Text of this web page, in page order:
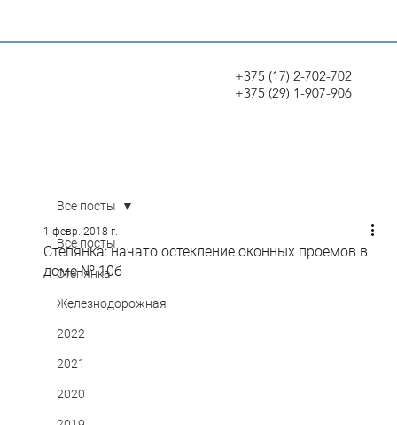
+375 (17) 2-702-702
+375 (29) 1-907-906
Все посты
Степянка
Железнодорожная
2022
2021
2020
Все посты
Степянка: начато остекление оконных проемов в
доме № 10б
1 февр. 2018 г.